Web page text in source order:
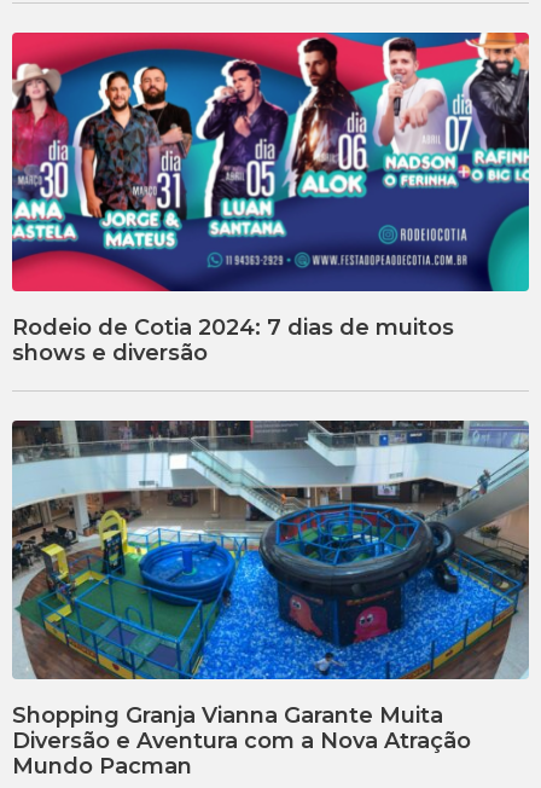
Rodeio de Cotia 2024: 7 dias de muitos
shows e diversão
Shopping Granja Vianna Garante Muita
Diversão e Aventura com a Nova Atração
Mundo Pacman